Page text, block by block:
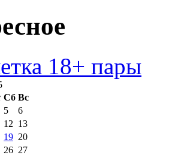
18+ пары
Сб Вс
5
6
12 13
19 20
26 27